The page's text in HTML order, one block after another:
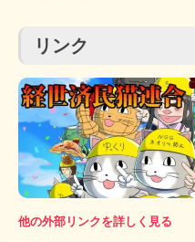
リンク
他の外部リンクを詳しく見る